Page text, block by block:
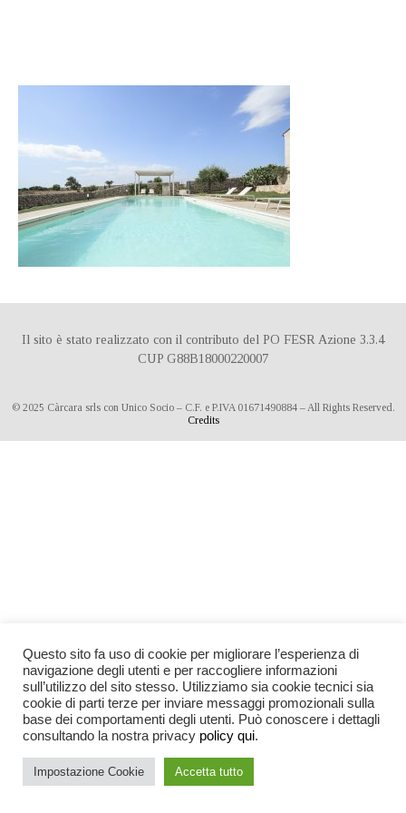
Il sito è stato realizzato con il contributo del PO FESR Azione 3.3.4
CUP G88B18000220007
© 2025 Càrcara srls con Unico Socio – C.F. e P.IVA 01671490884 – All Rights Reserved.
Credits
Questo sito fa uso di cookie per migliorare l’esperienza di
navigazione degli utenti e per raccogliere informazioni
sull’utilizzo del sito stesso. Utilizziamo sia cookie tecnici sia
cookie di parti terze per inviare messaggi promozionali sulla
base dei comportamenti degli utenti. Può conoscere i dettagli
consultando la nostra privacy policy qui.
Impostazione Cookie Accetta tutto